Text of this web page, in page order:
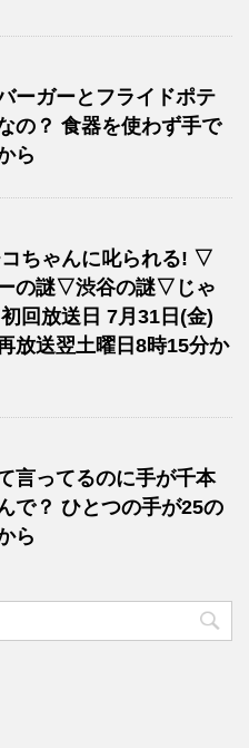
ーガーとフライドポテ
の？ 食器を使わず手で
ら
ちゃんに叱られる! ▽
の謎▽渋谷の謎▽じゃ
回放送日 7月31日(金)
放送翌土曜日8時15分か
言ってるのに手が千本
で？ ひとつの手が25の
ら